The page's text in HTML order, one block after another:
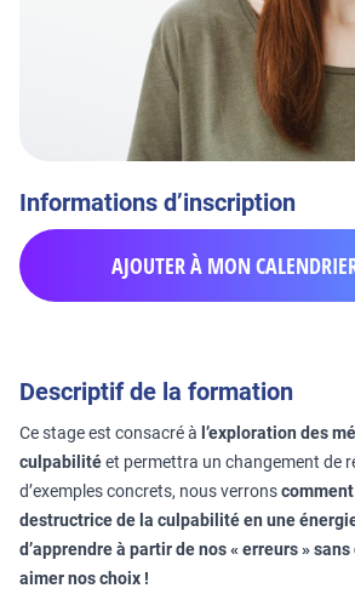
Informations d’inscription
AJOUTER À MON
Descriptif de la formation
Ce stage est consacré à l’exploration des
culpabilitéet permettra un changement de
d’exemples concrets, nous verrons
destructrice de la culpabilité en une
d’apprendre à partir de nos « erreurs »
aimer nos choix !